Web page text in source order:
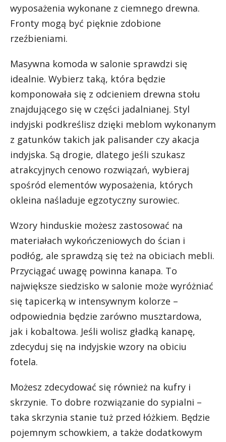
wyposażenia wykonane z ciemnego drewna.
Fronty mogą być pięknie zdobione
rzeźbieniami.
Masywna komoda w salonie sprawdzi się
idealnie. Wybierz taką, która będzie
komponowała się z odcieniem drewna stołu
znajdującego się w części jadalnianej. Styl
indyjski podkreślisz dzięki meblom wykonanym
z gatunków takich jak palisander czy akacja
indyjska. Są drogie, dlatego jeśli szukasz
atrakcyjnych cenowo rozwiązań, wybieraj
spośród elementów wyposażenia, których
okleina naśladuje egzotyczny surowiec.
Wzory hinduskie możesz zastosować na
materiałach wykończeniowych do ścian i
podłóg, ale sprawdzą się też na obiciach mebli.
Przyciągać uwagę powinna kanapa. To
największe siedzisko w salonie może wyróżniać
się tapicerką w intensywnym kolorze –
odpowiednia będzie zarówno musztardowa,
jak i kobaltowa. Jeśli wolisz gładką kanapę,
zdecyduj się na indyjskie wzory na obiciu
fotela.
Możesz zdecydować się również na kufry i
skrzynie. To dobre rozwiązanie do sypialni –
taka skrzynia stanie tuż przed łóżkiem. Będzie
pojemnym schowkiem, a także dodatkowym